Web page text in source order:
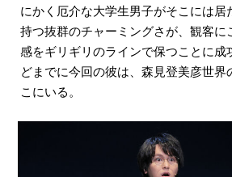
にかく厄介な大学生男子がそこには居
持つ抜群のチャーミングさが、観客に
感をギリギリのラインで保つことに成
どまでに今回の彼は、森見登美彦世界
こにいる。